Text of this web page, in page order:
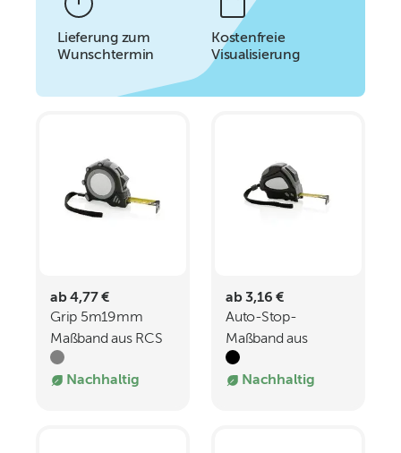
Lieferung zum
Wunschtermin
Kostenfreie
Visualisierung
ab 4,77 €
Grip 5m19mm
Maßband aus RCS
recyceltem
Kunststoff
Nachhaltig
ab 3,16 €
Auto-Stop-
Maßband aus
recyceltem
Kunststoff
Nachhaltig